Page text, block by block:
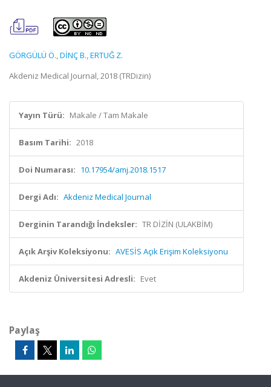
GÖRGÜLÜ Ö.,DİNÇ B.,ERTUĞ Z.
Akdeniz Medical Journal, 2018 (TRDizin)
Yayın Türü: Makale / Tam Makale
Basım Tarihi: 2018
Doi Numarası: 10.17954/amj.2018.1517
Dergi Adı: Akdeniz Medical Journal
Derginin Tarandığı İndeksler: TR DİZİN (ULAKBİM)
Açık Arşiv Koleksiyonu: AVESİS Açık Erişim Koleksiyonu
Akdeniz Üniversitesi Adresli: Evet
Paylaş